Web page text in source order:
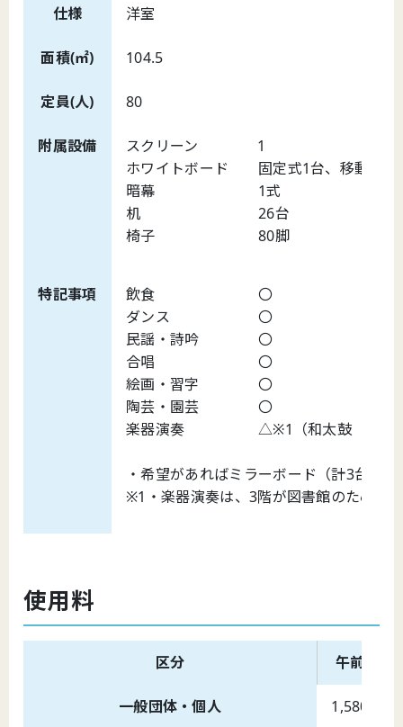
仕様 洋室
面積(㎡) 104.5
定員(人) 80
附属設備
スクリーン 1
ホワイトボード 固定式1台、移動式1
暗幕 1式
机 26台
椅子 80脚
特記事項
飲食 〇
ダンス 〇
民謡・詩吟 〇
合唱 〇
絵画・習字 〇
陶芸・園芸 〇
楽器演奏 △※1（和太鼓（カバー必
・希望があればミラーボード（計3台）
※1・楽器演奏は、3階が図書館のため、
使用料
区分 午前
一般団体・個人 1,580